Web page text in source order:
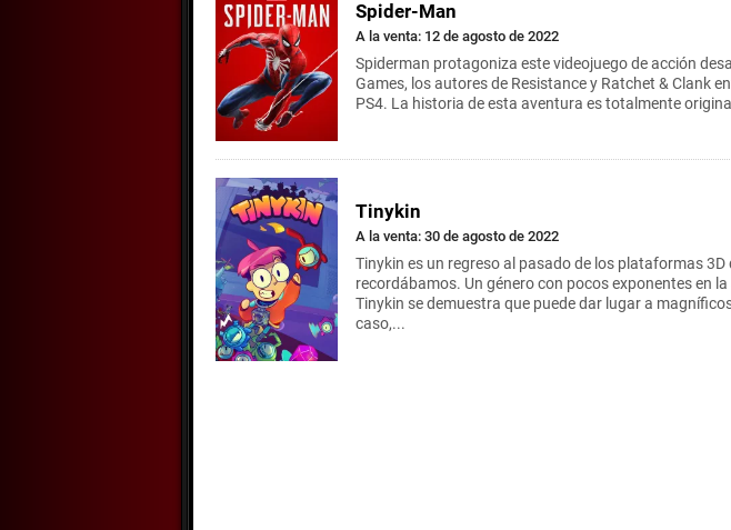
Spider-Man
A la venta: 12 de agosto de 2022
Spiderman protagoniza este videojuego de acción
Games, los autores de Resistance y Ratchet & Clank
PS4. La historia de esta aventura es totalmente
Tinykin
A la venta: 30 de agosto de 2022
Tinykin es un regreso al pasado de los plataformas 3D
recordábamos. Un género con pocos exponentes en
Tinykin se demuestra que puede dar lugar a
caso,...